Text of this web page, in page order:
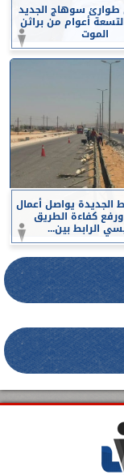
سوهاج الجديد
أعوام من براثن
الموت
الجديدة يواصل أعمال
كفاءة الطريق
الرابط بين...